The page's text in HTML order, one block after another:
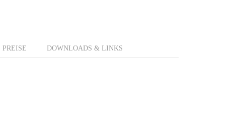
PREISE DOWNLOADS & LINKS